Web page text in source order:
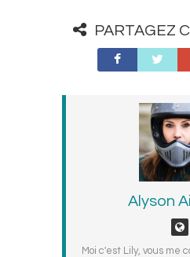
PARTAGEZ
Alyson
Moi c'est Lily, vous me